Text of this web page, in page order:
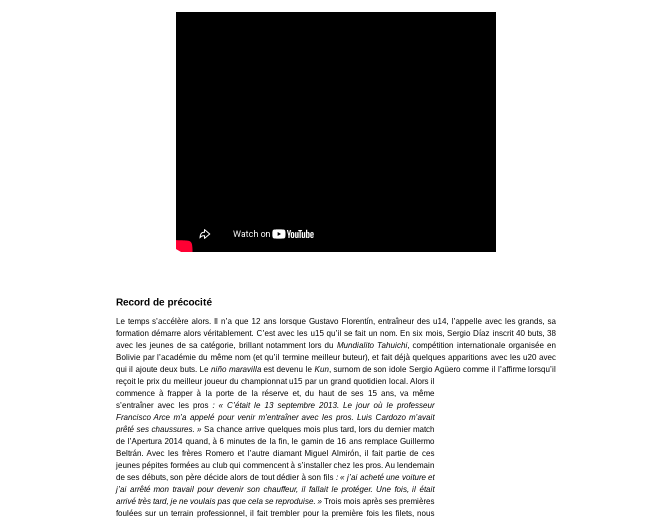
Record de précocité
Le temps s’accélère alors. Il n’a que 12 ans lorsque Gustavo Florentín, entraîneur des u14, l’appelle avec les grands, sa
formation démarre alors véritablement. C’est avec les u15 qu’il se fait un nom. En six mois, Sergio Díaz inscrit 40 buts, 38
avec les jeunes de sa catégorie, brillant notamment lors du Mundialito Tahuichi, compétition internationale organisée en
Bolivie par l’académie du même nom (et qu’il termine meilleur buteur), et fait déjà quelques apparitions avec les u20 avec
qui il ajoute deux buts. Le niño maravillaest devenu le Kun, surnom de son idole Sergio Agüero comme il l’affirme lorsqu’il
reçoit le prix du meilleur joueur du championnat u15 par un grand quotidien local. Alors il
commence à frapper à la porte de la réserve et, du haut de ses 15 ans, va même
s’entraîner avec les pros : « C’était le 13 septembre 2013. Le jour où le professeur
Francisco Arce m’a appelé pour venir m’entraîner avec les pros. Luis Cardozo m’avait
prêté ses chaussures. »Sa chance arrive quelques mois plus tard, lors du dernier match
de l’Apertura 2014 quand, à 6 minutes de la fin, le gamin de 16 ans remplace Guillermo
Beltrán. Avec les frères Romero et l’autre diamant Miguel Almirón, il fait partie de ces
jeunes pépites formées au club qui commencent à s’installer chez les pros. Au lendemain
de ses débuts, son père décide alors de tout dédier à son fils : « j’ai acheté une voiture et
j’ai arrêté mon travail pour devenir son chauffeur, il fallait le protéger. Une fois, il était
arrivé très tard, je ne voulais pas que cela se reproduise. » Trois mois après ses premières
foulées sur un terrain professionnel, il fait trembler pour la première fois les filets, nous